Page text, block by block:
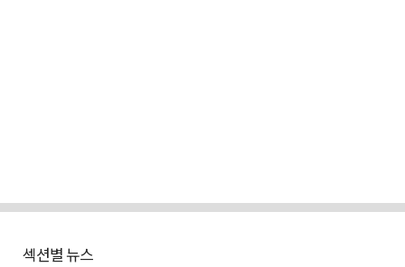
섹션별 뉴스